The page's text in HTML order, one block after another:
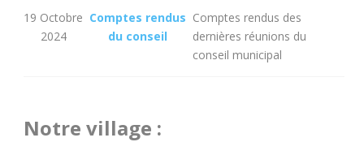
19 Octobre
2024
Comptes rendus
du conseil
Comptes rendus des
dernières réunions du
conseil municipal
Notre village :